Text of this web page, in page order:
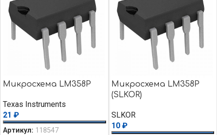
Микросхема LM358P
Texas Instruments
21 ₽
Артикул: 118547
Микросхема LM358P
(SLKOR)
SLKOR
10 ₽